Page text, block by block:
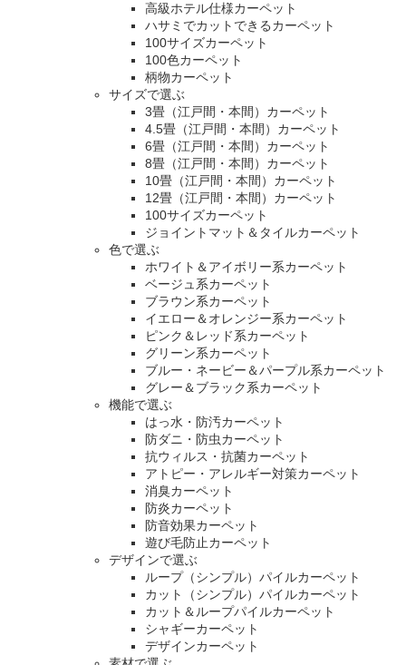
高級ホテル仕様カーペット
ハサミでカットできるカーペット
100サイズカーペット
100色カーペット
柄物カーペット
サイズで選ぶ
3畳（江戸間・本間）カーペット
4.5畳（江戸間・本間）カーペット
6畳（江戸間・本間）カーペット
8畳（江戸間・本間）カーペット
10畳（江戸間・本間）カーペット
12畳（江戸間・本間）カーペット
100サイズカーペット
ジョイントマット＆タイルカーペット
色で選ぶ
ホワイト＆アイボリー系カーペット
ベージュ系カーペット
ブラウン系カーペット
イエロー＆オレンジー系カーペット
ピンク＆レッド系カーペット
グリーン系カーペット
ブルー・ネービー＆パープル系カーペット
グレー＆ブラック系カーペット
機能で選ぶ
はっ水・防汚カーペット
防ダニ・防虫カーペット
抗ウィルス・抗菌カーペット
アトピー・アレルギー対策カーペット
消臭カーペット
防炎カーペット
防音効果カーペット
遊び毛防止カーペット
デザインで選ぶ
ループ（シンプル）パイルカーペット
カット（シンプル）パイルカーペット
カット＆ループパイルカーペット
シャギーカーペット
デザインカーペット